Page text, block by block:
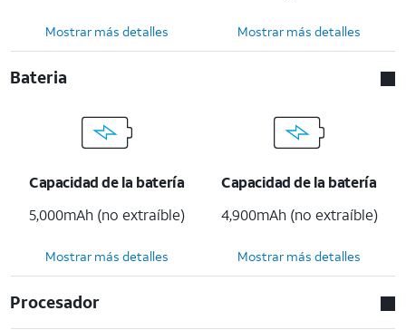
Mostrar más detalles Mostrar más detalles
Bateria
Capacidad de la batería
5,000mAh (no extraíble)
Capacidad de la batería
4,900mAh (no extraíble)
Mostrar más detalles Mostrar más detalles
Procesador